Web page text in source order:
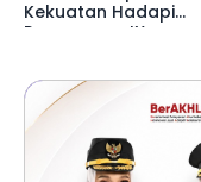
Kekuatan Hadapi
Porpamnas IX